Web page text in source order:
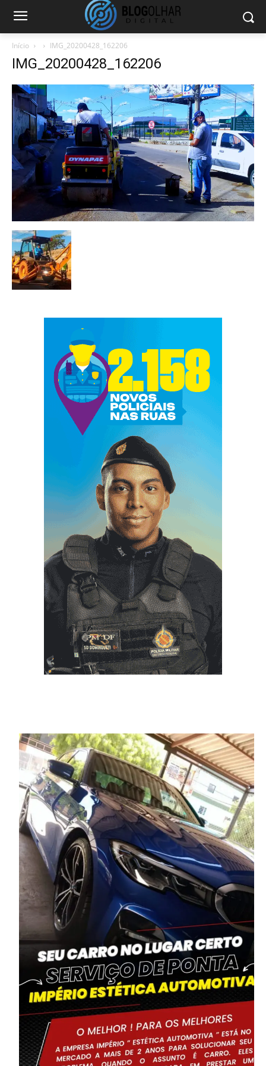
Início IMG_20200428_162206
IMG_20200428_162206